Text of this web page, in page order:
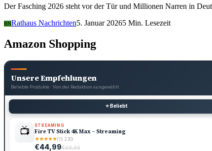
Der Fasching 2026 steht vor der Tür und Millionen Narren in
RNRathaus Nachrichten5. Januar 20265 Min. Lesezeit
Amazon Shopping
Unsere Empfehlungen
Beliebte Produkte · Von der Redaktion ausgewählt
⭐ Beliebt
📺 STREAMING
Fire TV Stick 4K Max – Streaming
★★★★★(15.230)
€44,99€69,99